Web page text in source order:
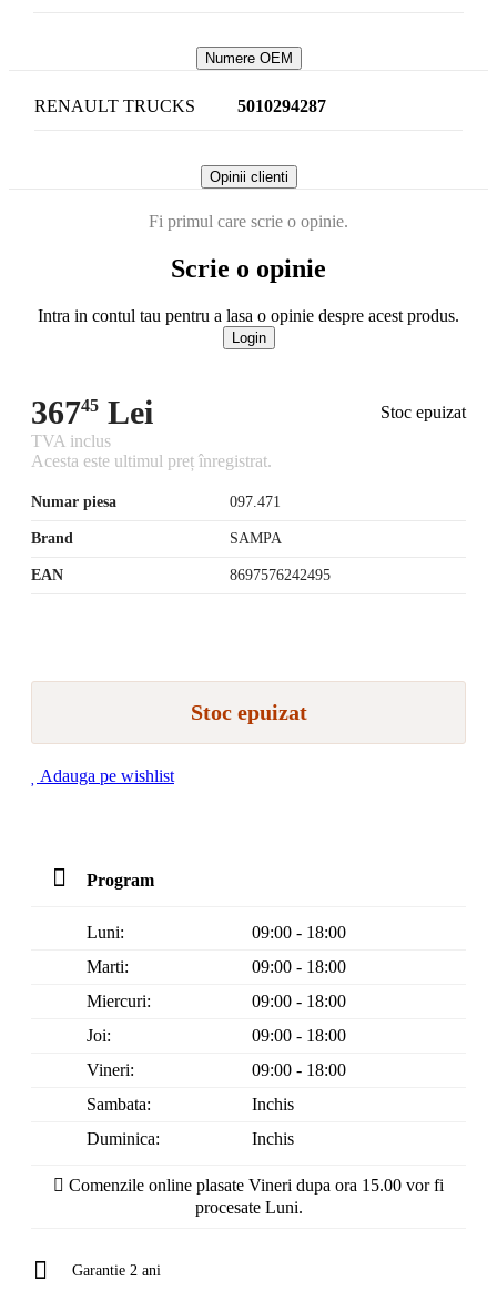
Numere OEM
RENAULT TRUCKS 5010294287
Opinii clienti
Fi primul care scrie o opinie.
Scrie o opinie
Intra in contul tau pentru a lasa o opinie despre acest produs.
Login
36745 Lei
Stoc epuizat
TVA inclus
Acesta este ultimul preț înregistrat.
Numar piesa 097.471
Brand SAMPA
EAN 8697576242495
Stoc epuizat
Adauga pe wishlist
Program
Luni:
09:00 - 18:00
Marti:
09:00 - 18:00
Miercuri:
09:00 - 18:00
Joi:
09:00 - 18:00
Vineri:
09:00 - 18:00
Sambata:
Inchis
Duminica:
Inchis
Comenzile online plasate Vineri dupa ora 15.00 vor fi
procesate Luni.
Garantie 2 ani